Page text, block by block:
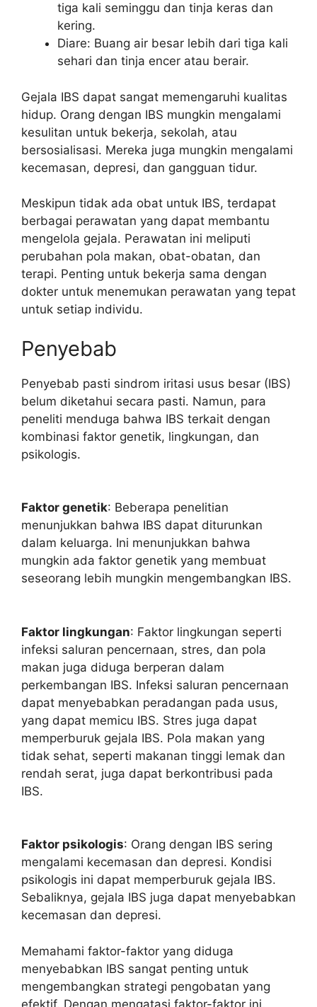
tiga kali seminggu dan tinja keras dan
kering.
Diare: Buang air besar lebih dari tiga kali
sehari dan tinja encer atau berair.
Gejala IBS dapat sangat memengaruhi kualitas
hidup. Orang dengan IBS mungkin mengalami
kesulitan untuk bekerja, sekolah, atau
bersosialisasi. Mereka juga mungkin mengalami
kecemasan, depresi, dan gangguan tidur.
Meskipun tidak ada obat untuk IBS, terdapat
berbagai perawatan yang dapat membantu
mengelola gejala. Perawatan ini meliputi
perubahan pola makan, obat-obatan, dan
terapi. Penting untuk bekerja sama dengan
dokter untuk menemukan perawatan yang tepat
untuk setiap individu.
Penyebab
Penyebab pasti sindrom iritasi usus besar (IBS)
belum diketahui secara pasti. Namun, para
peneliti menduga bahwa IBS terkait dengan
kombinasi faktor genetik, lingkungan, dan
psikologis.
Faktor genetik: Beberapa penelitian
menunjukkan bahwa IBS dapat diturunkan
dalam keluarga. Ini menunjukkan bahwa
mungkin ada faktor genetik yang membuat
seseorang lebih mungkin mengembangkan IBS.
Faktor lingkungan: Faktor lingkungan seperti
infeksi saluran pencernaan, stres, dan pola
makan juga diduga berperan dalam
perkembangan IBS. Infeksi saluran pencernaan
dapat menyebabkan peradangan pada usus,
yang dapat memicu IBS. Stres juga dapat
memperburuk gejala IBS. Pola makan yang
tidak sehat, seperti makanan tinggi lemak dan
rendah serat, juga dapat berkontribusi pada
IBS.
Faktor psikologis: Orang dengan IBS sering
mengalami kecemasan dan depresi. Kondisi
psikologis ini dapat memperburuk gejala IBS.
Sebaliknya, gejala IBS juga dapat menyebabkan
kecemasan dan depresi.
Memahami faktor-faktor yang diduga
menyebabkan IBS sangat penting untuk
mengembangkan strategi pengobatan yang
efektif. Dengan mengatasi faktor-faktor ini,